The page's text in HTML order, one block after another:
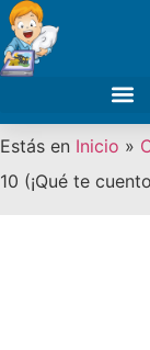
Estás en Inicio »
10 (¡Qué te